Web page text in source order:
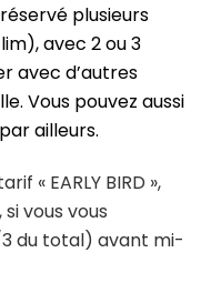
plusieurs
avec 2 ou 3
avec d’autres
Vous pouvez aussi
ailleurs.
« EARLY BIRD »,
vous vous
du total) avant mi-